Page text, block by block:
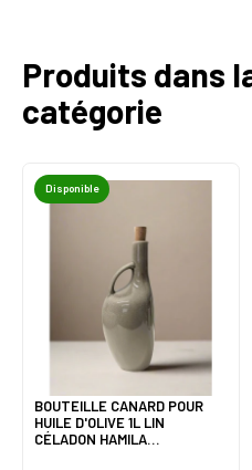
Produits dans
catégorie
Disponible
BOUTEILLE CANARD POUR
HUILE D'OLIVE 1L LIN
CÉLADON HAMILA